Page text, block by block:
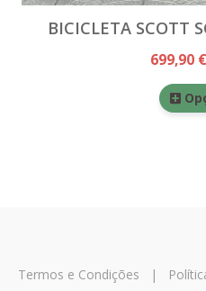
BICICLETA SCOTT
699,90
Termos e Condições |